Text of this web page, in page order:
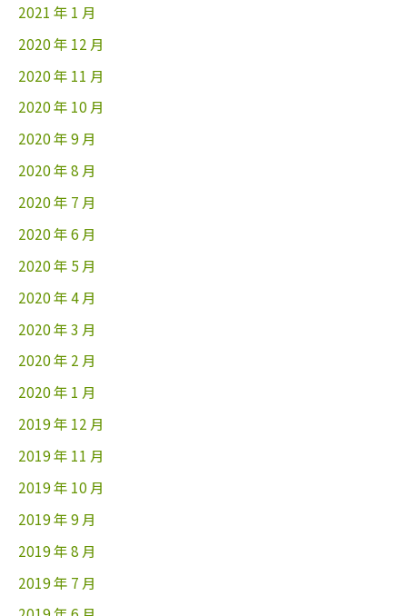
2021 年 1 月
2020 年 12 月
2020 年 11 月
2020 年 10 月
2020 年 9 月
2020 年 8 月
2020 年 7 月
2020 年 6 月
2020 年 5 月
2020 年 4 月
2020 年 3 月
2020 年 2 月
2020 年 1 月
2019 年 12 月
2019 年 11 月
2019 年 10 月
2019 年 9 月
2019 年 8 月
2019 年 7 月